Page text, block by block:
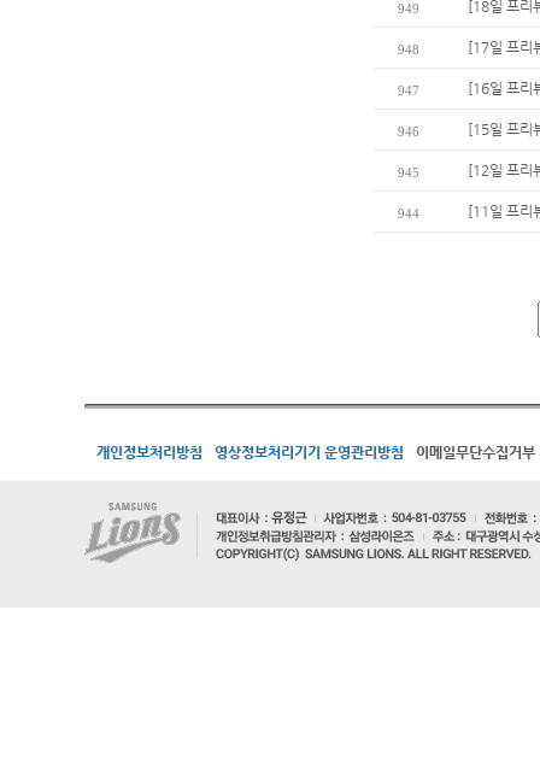
949 [18일 프리
948 [17일 프리
947 [16일 프리
946 [15일 프리
945 [12일 프리
944 [11일 프리
개인정보처리방침 영상정보처리기기 운영관리방침 이메일무단수집거부